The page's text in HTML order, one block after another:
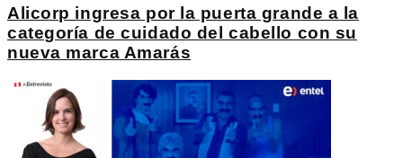
Alicorp ingresa por la puerta grande a la
categoría de cuidado del cabello con su
nueva marca Amarás